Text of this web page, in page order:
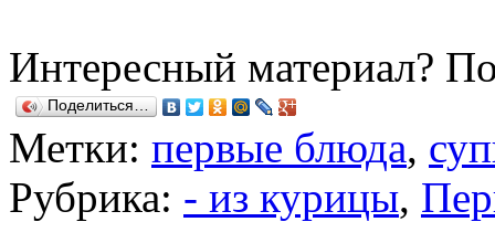
Интересный материал?
Поделиться…
Метки: первые блюда,
Рубрика: - из курицы,